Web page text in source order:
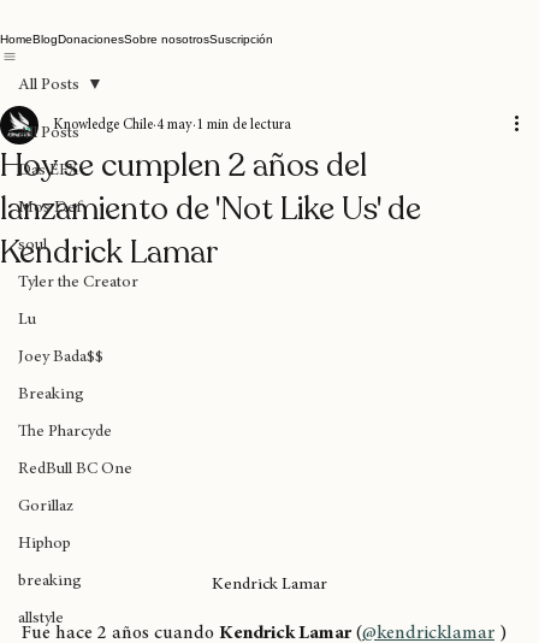
All Posts
Das EFX
Mos Def
soul
Tyler the Creator
Lu
Joey Bada$$
Breaking
The Pharcyde
RedBull BC One
Gorillaz
Hiphop
breaking
All Posts
Hoy se cumplen 2 años del
lanzamiento de 'Not Like Us' de
Kendrick Lamar
Knowledge Chile 4 may 1 min de lectura